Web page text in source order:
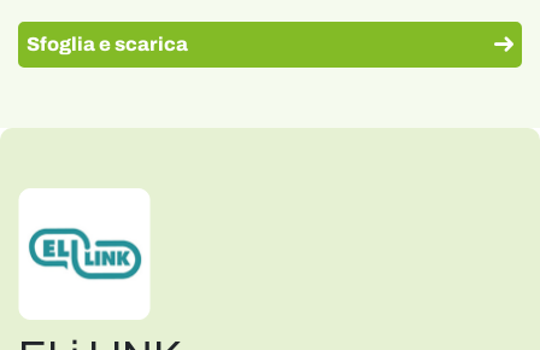
Sfoglia e scarica